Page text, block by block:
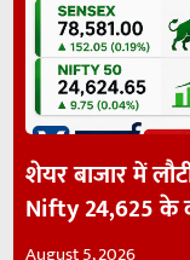
शेयर बाजार में
Nifty 24,625 के